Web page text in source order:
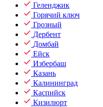
Геленджик
Горячий ключ
Грозный
Дербент
Домбай
Ейск
Избербаш
Казань
Калининград
Каспийск
Кизилюрт